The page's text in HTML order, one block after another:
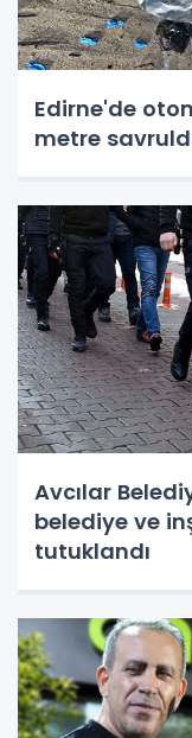
Edirne'de
metre
Avcılar
belediye ve
tutuklandı